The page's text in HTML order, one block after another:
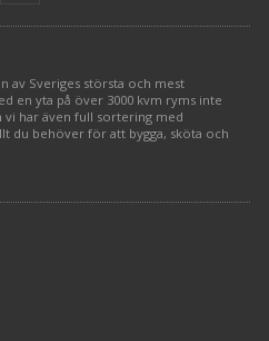
av Sveriges största och mest
en yta på över 3000 kvm ryms inte
vi har även full sortering med
du behöver för att bygga, sköta och